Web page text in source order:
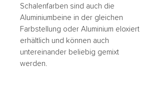
Schalenfarben sind auch die
Aluminiumbeine in der gleichen
Farbstellung oder Aluminium eloxiert
erhältlich und können auch
untereinander beliebig gemixt
werden.